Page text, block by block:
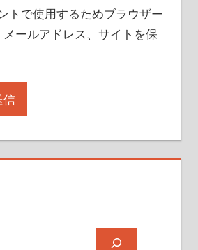
トで使用するためブラウザー
ールアドレス、サイトを保